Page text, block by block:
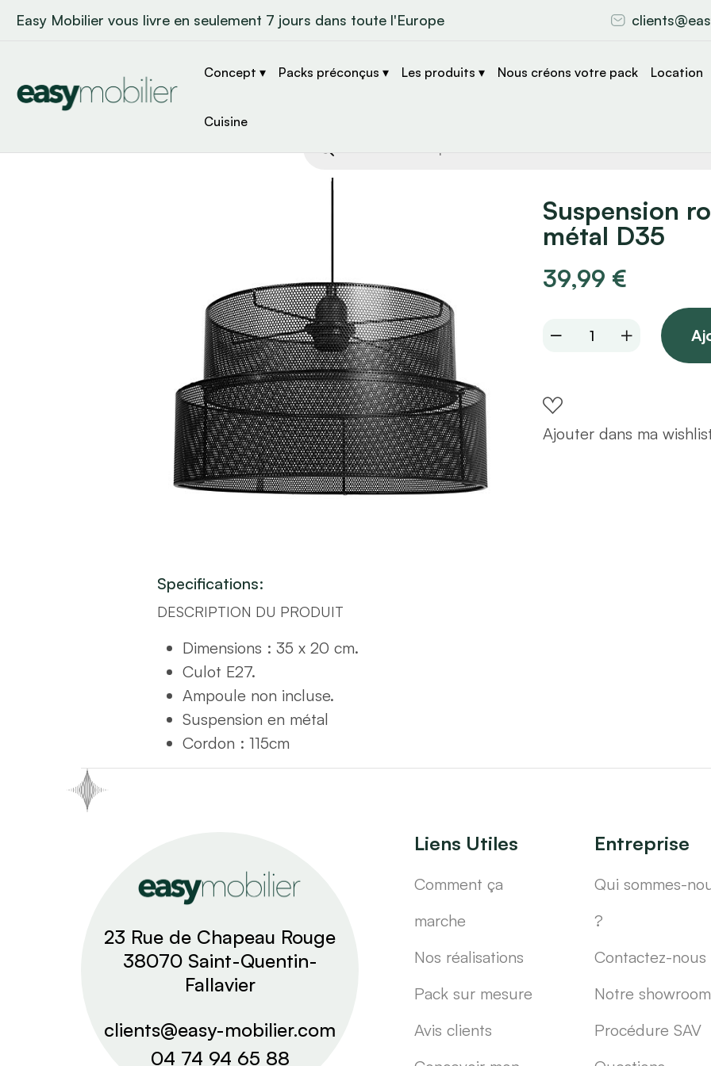
Easy Mobilier vous livre en seulement 7 jours dans toute l'Europe
Concept ▾ Packs préconçus ▾ Les produits ▾ Nous créons votre pack Location
Cuisine
de
Suspension
métal D35
39,99 €
Suspension
en
métal
D35
Ajouter dans ma
Specifications:
DESCRIPTION DU PRODUIT
Dimensions : 35 x 20 cm.
Culot E27.
Ampoule non incluse.
Suspension en métal
Cordon : 115cm
23 Rue de Chapeau Rouge
38070 Saint-Quentin-
Fallavier
clients@easy-mobilier.com
04 74 94 65 88
Liens Utiles
Comment ça
marche
Nos réalisations
Pack sur mesure
Avis clients
Entreprise
Qui sommes-
?
Contactez-nous
Notre showroom
Procédure SAV